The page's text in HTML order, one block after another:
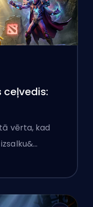
ceļvedis:
vērta, kad